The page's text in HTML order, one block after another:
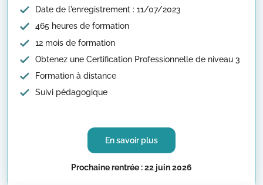
Date de l'enregistrement : 11/07/2023
465 heures de formation
12 mois de formation
Obtenez une Certification Professionnelle de niveau 3
Formation à distance
Suivi pédagogique
En savoir plus
Prochaine rentrée : 22 juin 2026